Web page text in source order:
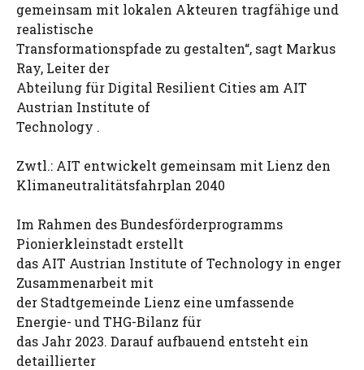
gemeinsam mit lokalen Akteuren tragfähige und
realistische
Transformationspfade zu gestalten“, sagt Markus
Ray, Leiter der
Abteilung für Digital Resilient Cities am AIT
Austrian Institute of
Technology .
Zwtl.: AIT entwickelt gemeinsam mit Lienz den
Klimaneutralitätsfahrplan 2040
Im Rahmen des Bundesförderprogramms
Pionierkleinstadt erstellt
das AIT Austrian Institute of Technology in enger
Zusammenarbeit mit
der Stadtgemeinde Lienz eine umfassende
Energie- und THG-Bilanz für
das Jahr 2023. Darauf aufbauend entsteht ein
detaillierter